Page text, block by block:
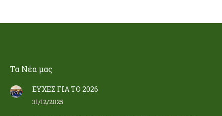
Τα Nέα μας
ΕΥΧΕΣ ΓΙΑ ΤΟ 2026
31/12/2025